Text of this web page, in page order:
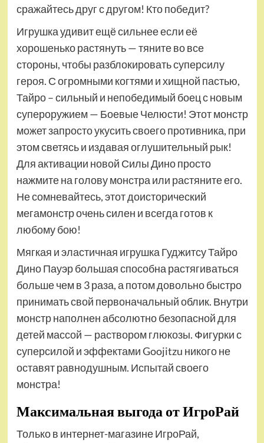
сражайтесь друг с другом! Кто победит?
Игрушка удивит ещё сильнее если её
хорошенько растянуть — тяните во все
стороны, чтобы разблокировать суперсилу
героя. С огромными когтями и хищной пастью,
Тайро – сильный и непобедимый боец с новым
супероружием — Боевые Челюсти! Этот монстр
может запросто укусить своего противника, при
этом светясь и издавая оглушительный рык!
Для активации новой Силы Дино просто
нажмите на голову монстра или растяните его.
Не сомневайтесь, этот доисторический
мегамонстр очень силен и всегда готов к
любому бою!
Мягкая и эластичная игрушка Гуджитсу Тайро
Дино Пауэр большая способна растягиваться
больше чем в 3 раза, а потом довольно быстро
принимать свой первоначальный облик. Внутри
монстр наполнен абсолютно безопасной для
детей массой — раствором глюкозы. Фигурки с
суперсилой и эффектами Goojitzu никого не
оставят равнодушным. Испытай своего
монстра!
Максимальная выгода от ИгроРай
Только в интернет-магазине ИгроРай,